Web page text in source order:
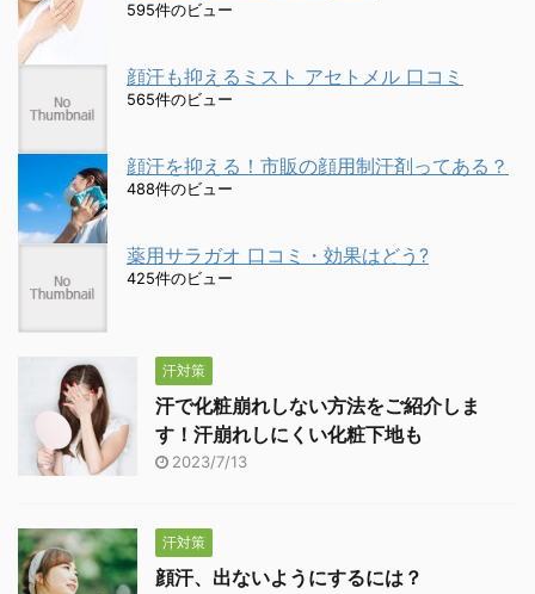
595件のビュー
顔汗も抑えるミスト アセトメル 口コミ
565件のビュー
顔汗を抑える！市販の顔用制汗剤ってある？
488件のビュー
薬用サラガオ 口コミ・効果はどう?
425件のビュー
汗対策
汗で化粧崩れしない方法をご紹介しま
す！汗崩れしにくい化粧下地も
2023/7/13
汗対策
顔汗、出ないようにするには？